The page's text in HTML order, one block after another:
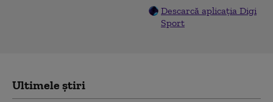
Descarcă aplicația Digi
Sport
Ultimele știri